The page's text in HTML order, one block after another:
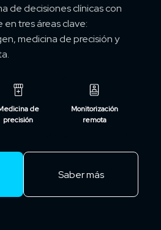
de decisiones clínicas con
tres áreas clave:
medicina de precisión y
de
precisión
Monitorización
remota
Saber más